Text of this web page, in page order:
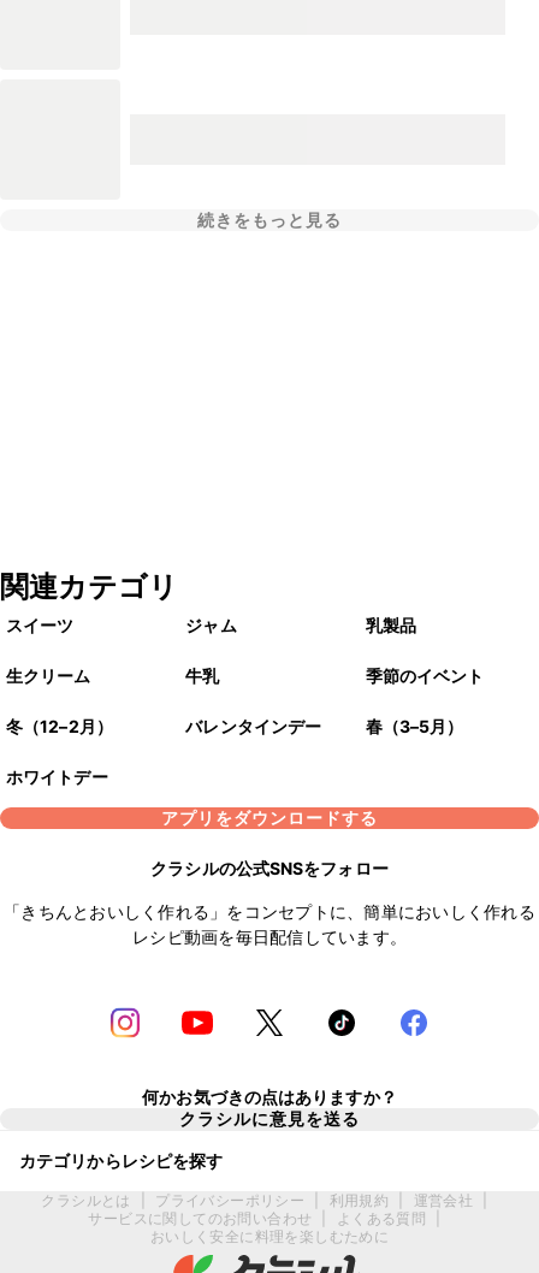
続きをもっと見る
関連カテゴリ
スイーツ ジャム 乳製品
生クリーム 牛乳 季節のイベント
冬（12–2月） バレンタインデー 春（3–5月）
ホワイトデー
アプリをダウンロードする
クラシルの公式SNSをフォロー
「きちんとおいしく作れる」をコンセプトに、簡単においしく作れる
レシピ動画を毎日配信しています。
何かお気づきの点はありますか？
クラシルに意見を送る
カテゴリからレシピを探す
クラシルとは プライバシーポリシー 利用規約 運営会社
サービスに関してのお問い合わせ
よくある質問
おいしく安全に料理を楽しむために